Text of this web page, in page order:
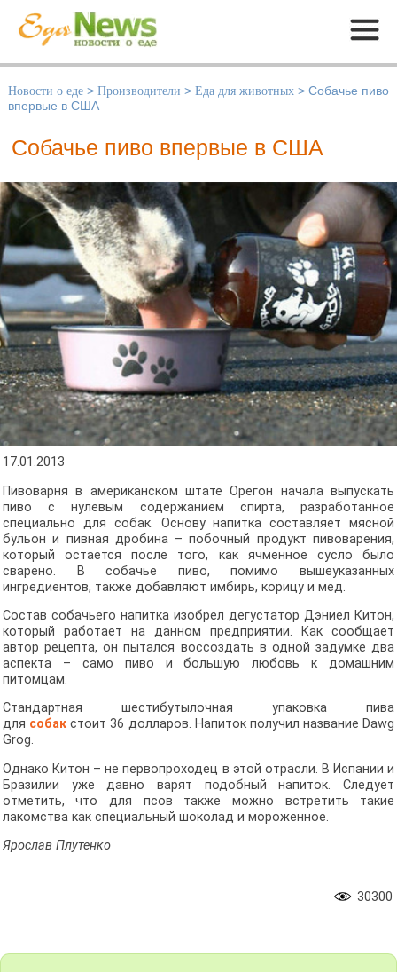
Меню
Новости о еде > Производители > Еда для животных > Собачье пиво
впервые в США
Собачье пиво впервые в США
17.01.2013
Пивоварня в американском штате Орегон начала выпускать
пиво с нулевым содержанием спирта, разработанное
специально для собак. Основу напитка составляет мясной
бульон и пивная дробина – побочный продукт пивоварения,
который остается после того, как ячменное сусло было
сварено. В собачье пиво, помимо вышеуказанных
ингредиентов, также добавляют имбирь, корицу и мед.
Состав собачьего напитка изобрел дегустатор Дэниел Китон,
который работает на данном предприятии. Как сообщает
автор рецепта, он пытался воссоздать в одной задумке два
аспекта – само пиво и большую любовь к домашним
питомцам.
Стандартная шестибутылочная упаковка пива
для собак стоит 36 долларов. Напиток получил название Dawg
Grog.
Однако Китон – не первопроходец в этой отрасли. В Испании и
Бразилии уже давно варят подобный напиток. Следует
отметить, что для псов также можно встретить такие
лакомства как специальный шоколад и мороженное.
Ярослав Плутенко
30300